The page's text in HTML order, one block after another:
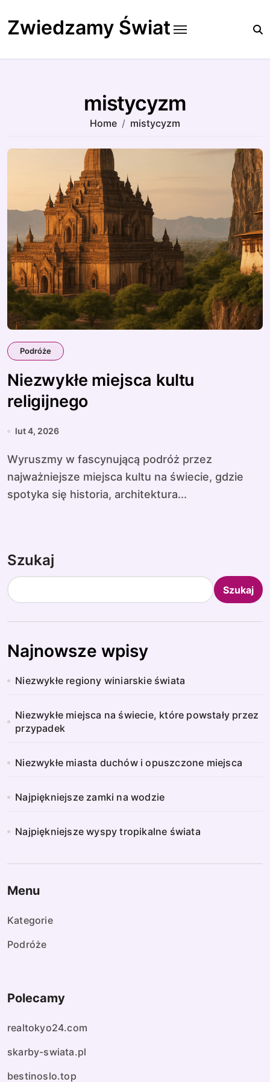
to
content
Zwiedzamy Świat
mistycyzm
Home mistycyzm
Podróże
Niezwykłe miejsca kultu
religijnego
lut 4, 2026
Wyruszmy w fascynującą podróż przez
najważniejsze miejsca kultu na świecie, gdzie
spotyka się historia, architektura...
Szukaj
Szukaj
Najnowsze wpisy
Niezwykłe regiony winiarskie świata
Niezwykłe miejsca na świecie, które powstały przez
przypadek
Niezwykłe miasta duchów i opuszczone miejsca
Najpiękniejsze zamki na wodzie
Najpiękniejsze wyspy tropikalne świata
Menu
Kategorie
Podróże
Polecamy
realtokyo24.com
skarby-swiata.pl
bestinoslo.top